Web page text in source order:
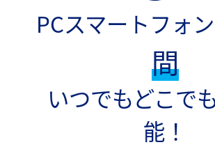
PCスマートフォ
間
いつでもどこで
能！